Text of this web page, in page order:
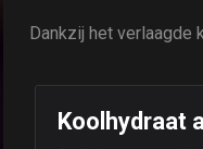
Dankzij het verlaagde
Koolhydraat